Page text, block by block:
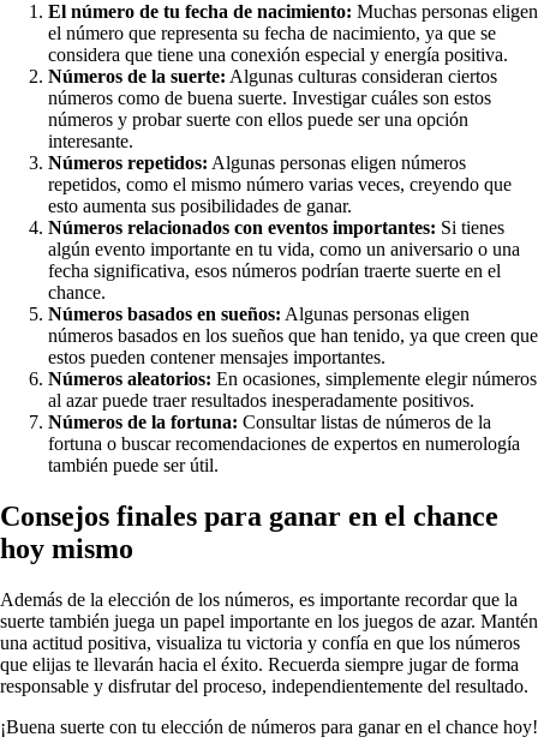
El número de tu fecha de nacimiento: Muchas personas eligen
el número que representa su fecha de nacimiento, ya que se
considera que tiene una conexión especial y energía positiva.
Números de la suerte: Algunas culturas consideran ciertos
números como de buena suerte. Investigar cuáles son estos
números y probar suerte con ellos puede ser una opción
interesante.
Números repetidos: Algunas personas eligen números
repetidos, como el mismo número varias veces, creyendo que
esto aumenta sus posibilidades de ganar.
Números relacionados con eventos importantes: Si tienes
algún evento importante en tu vida, como un aniversario o una
fecha significativa, esos números podrían traerte suerte en el
chance.
Números basados en sueños: Algunas personas eligen
números basados en los sueños que han tenido, ya que creen que
estos pueden contener mensajes importantes.
Números aleatorios: En ocasiones, simplemente elegir números
al azar puede traer resultados inesperadamente positivos.
Números de la fortuna: Consultar listas de números de la
fortuna o buscar recomendaciones de expertos en numerología
también puede ser útil.
Consejos finales para ganar en el chance
hoy mismo
Además de la elección de los números, es importante recordar que la
suerte también juega un papel importante en los juegos de azar. Mantén
una actitud positiva, visualiza tu victoria y confía en que los números
que elijas te llevarán hacia el éxito. Recuerda siempre jugar de forma
responsable y disfrutar del proceso, independientemente del resultado.
¡Buena suerte con tu elección de números para ganar en el chance hoy!